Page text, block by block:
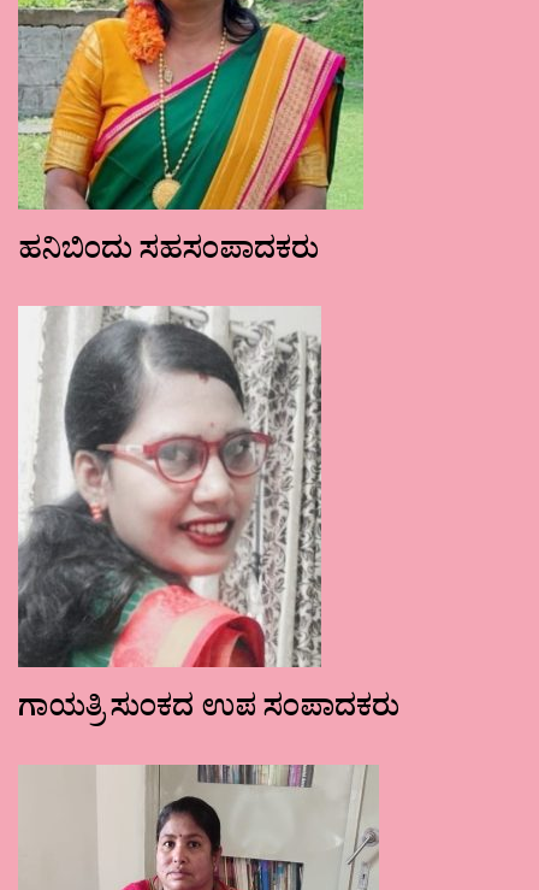
ಹನಿಬಿಂದು ಸಹಸಂಪಾದಕರು
ಗಾಯತ್ರಿ ಸುಂಕದ ಉಪ ಸಂಪಾದಕರು